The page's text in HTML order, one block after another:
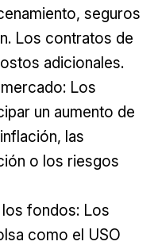
seguros
Los contratos de
adicionales.
Los
un aumento de
las
o los riesgos
fondos: Los
como el USO